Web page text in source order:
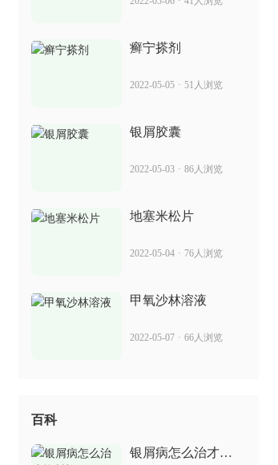
癣宁搽剂
2022-05-05 · 51人浏览
银屑胶囊
2022-05-03 · 86人浏览
地塞米松片
2022-05-04 · 76人浏览
甲氧沙林溶液
2022-05-07 · 66人浏览
百科
银屑病怎么治才能